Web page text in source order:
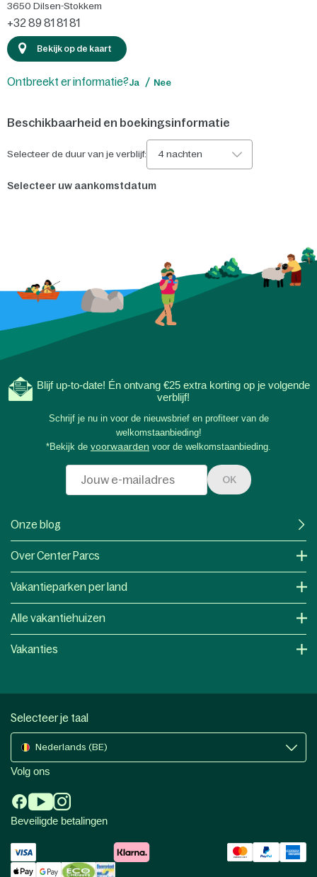
3650 Dilsen-Stokkem
+32 89 81 81 81
Bekijk op de kaart
Ontbreekt er informatie?Ja Nee
Beschikbaarheid en boekingsinformatie
Selecteer de duur van je verblijf: 4 nachten
Selecteer uw aankomstdatum
Blijf up-to-date! Én ontvang €25 extra korting op je volgende
verblijf!
Schrijf je nu in voor de nieuwsbrief en profiteer van de
welkomstaanbieding!
*Bekijk de voorwaarden voor de welkomstaanbieding.
OK
Onze blog
Over Center Parcs
Vakantieparken per land
Alle vakantiehuizen
Vakanties
Selecteer je taal
Nederlands (BE)
Volg ons
Beveiligde betalingen